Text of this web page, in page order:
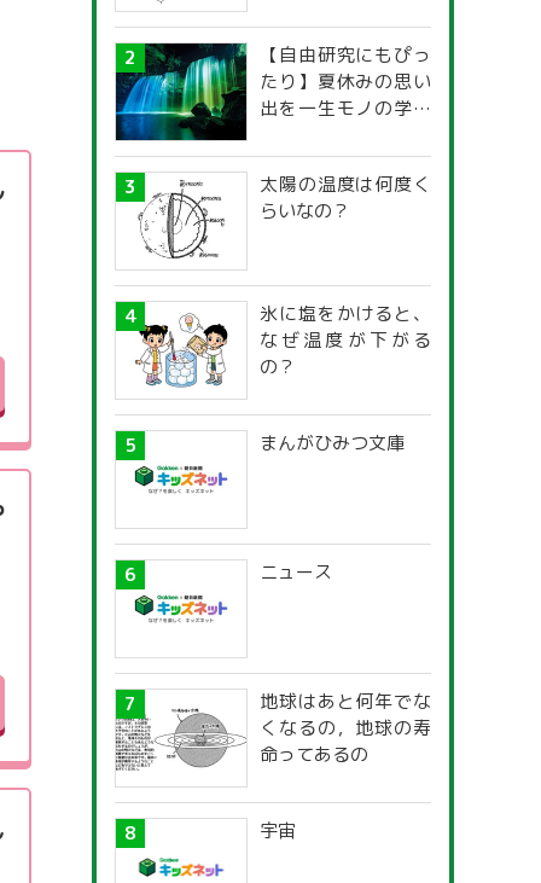
【自由研究にもぴっ
たり】夏休みの思い
出を一生モノの学び
探究ガイド
太陽の温度は何度く
らいなの？
氷に塩をかけると、
なぜ温度が下がる
の？
まんがひみつ文庫
ニュース
地球はあと何年でな
くなるの，地球の寿
命ってあるの
宇宙